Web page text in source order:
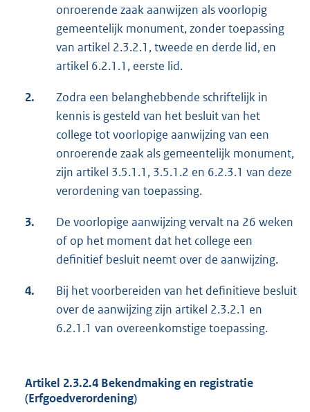
onroerende zaak aanwijzen als voorlopig
gemeentelijk monument, zonder toepassing
van artikel 2.3.2.1, tweede en derde lid, en
artikel 6.2.1.1, eerste lid.
2.
Zodra een belanghebbende schriftelijk in
kennis is gesteld van het besluit van het
college tot voorlopige aanwijzing van een
onroerende zaak als gemeentelijk monument,
zijn artikel 3.5.1.1, 3.5.1.2 en 6.2.3.1 van deze
verordening van toepassing.
3.
De voorlopige aanwijzing vervalt na 26 weken
of op het moment dat het college een
definitief besluit neemt over de aanwijzing.
4.
Bij het voorbereiden van het definitieve besluit
over de aanwijzing zijn artikel 2.3.2.1 en
6.2.1.1 van overeenkomstige toepassing.
Artikel 2.3.2.4 Bekendmaking en registratie
(Erfgoedverordening)